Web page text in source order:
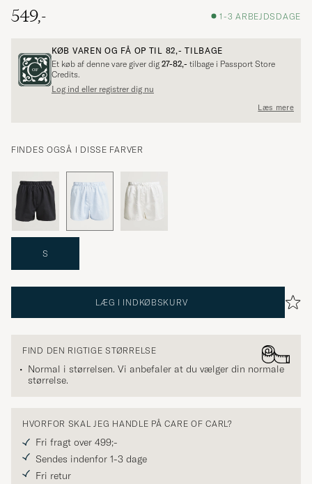
549,-
1-3 ARBEJDSDAGE
KØB VAREN OG FÅ OP TIL 82,- TILBAGE
Et køb af denne vare giver dig 27-82,- tilbage i Passport Store
Credits.
Log ind eller registrer dig nu
Læs mere
FINDES OGSÅ I DISSE FARVER
S
LÆG I INDKØBSKURV
FIND DEN RIGTIGE STØRRELSE
Normal i størrelsen. Vi anbefaler at du vælger din normale
størrelse.
HVORFOR SKAL JEG HANDLE PÅ CARE OF CARL?
Fri fragt over 499;-
Sendes indenfor 1-3 dage
Fri retur